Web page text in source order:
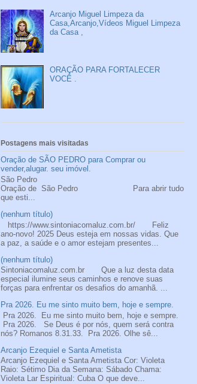
Arcanjo Miguel Limpeza da
Casa,Arcanjo,Vídeos Miguel Limpeza
da Casa ,
ORAÇÃO PARA FORTALECER
VOCÊ .
Postagens mais visitadas
Oração de SÃO PEDRO para Comprar ou
vender,alugar. seu imóvel.
São Pedro
Oração de São Pedro Para abrir tudo
que esti...
(nenhum título)
https://www.sintoniacomaluz.com.br/ Feliz
ano-novo! 2025 Deus esteja em nossas vidas. Que
a paz, a saúde e o amor estejam presentes...
(nenhum título)
Sintoniacomaluz.com.br Que a luz desta data
especial ilumine seus caminhos e renove suas
forças para enfrentar os desafios do amanhã. ...
Pra 2026. Eu me sinto muito bem, hoje e sempre.
Pra 2026. Eu me sinto muito bem, hoje e sempre.
Pra 2026. Se Deus é por nós, quem será contra
nós? Romanos 8.31.33. Pra 2026. Olhe sê...
Arcanjo Ezequiel e Santa Ametista
Arcanjo Ezequiel e Santa Ametista Cor: Violeta
Raio: Sétimo Dia da Semana: Sábado Chama:
Violeta Lar Espiritual: Cuba O que deve...